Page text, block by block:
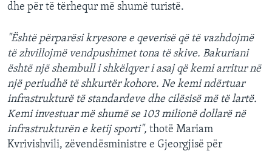
dhe për të tërhequr më shumë turistë.
"Është përparësi kryesore e qeverisë që të vazhdojmë
të zhvillojmë vendpushimet tona të skive. Bakuriani
është një shembull i shkëlqyer i asaj që kemi arritur në
një periudhë të shkurtër kohore. Ne kemi ndërtuar
infrastrukturë të standardeve dhe cilësisë më të lartë.
Kemi investuar më shumë se 103 milionë dollarë në
infrastrukturën e ketij sporti", thotë Mariam
Kvrivishvili, zëvendësministre e Gjeorgjisë për